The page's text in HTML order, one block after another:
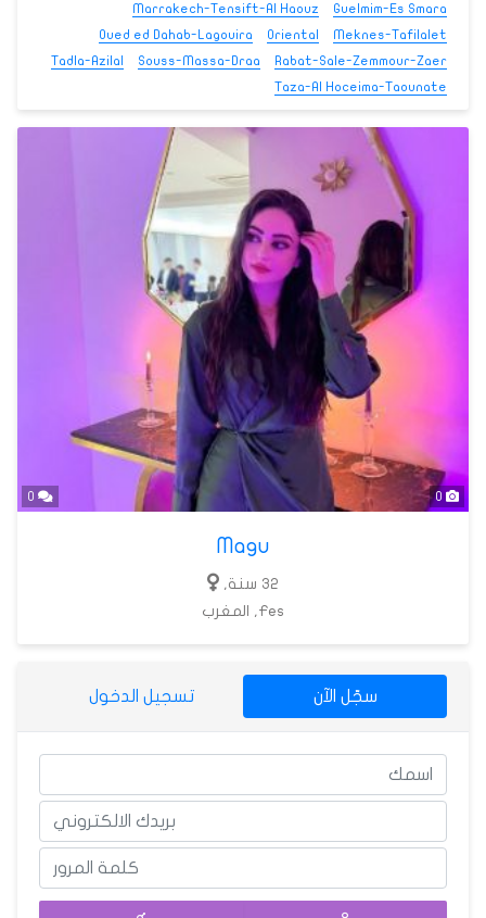
Guelmim-Es Smara
Marrakech-Tensift-Al Haouz
Meknes-Tafilalet
Oriental
Oued ed Dahab-Lagouira
Rabat-Sale-Zemmour-Zaer
Souss-Massa-Draa
Tadla-Azilal
Taza-Al Hoceima-Taounate
Magu
32 سنة,
Fes, المغرب
سجّل الآن تسجيل الدخول